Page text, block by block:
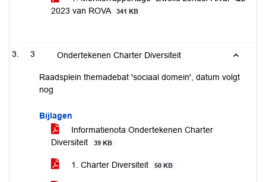
2023 van ROVA
341 KB
3 Ondertekenen Charter Diversiteit
Raadsplein themadebat 'sociaal domein', datum volgt
nog
Bijlagen
Informatienota Ondertekenen Charter
Diversiteit
39 KB
1. Charter Diversiteit 50 KB